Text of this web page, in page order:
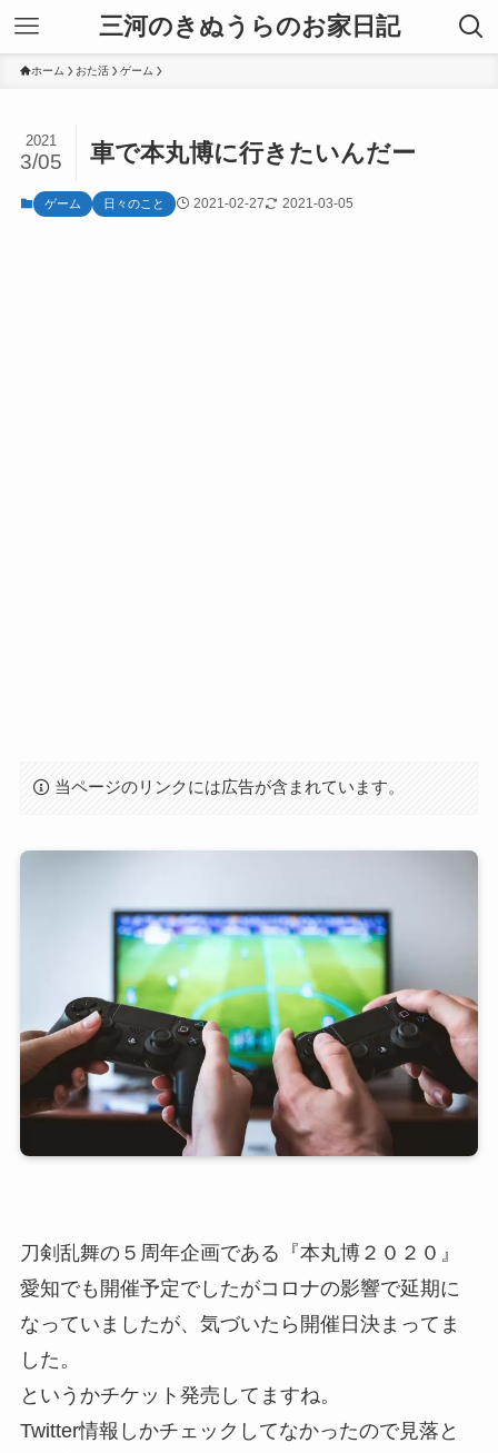
三河のきぬうらのお家日記
ホーム おた活 ゲーム
車で本丸博に行きたいんだー
2021
3/05
ゲーム 日々のこと 2021-02-27 2021-03-05
当ページのリンクには広告が含まれています。
刀剣乱舞の５周年企画である『本丸博２０２０』
愛知でも開催予定でしたがコロナの影響で延期に
なっていましたが、気づいたら開催日決まってま
した。
というかチケット発売してますね。
Twitter情報しかチェックしてなかったので見落と